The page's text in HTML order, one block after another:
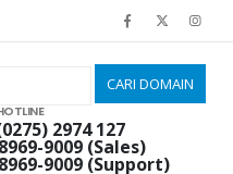
2974 127
9009 (Sales)
9009 (Support)